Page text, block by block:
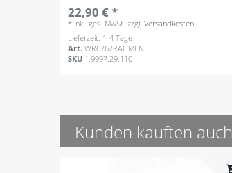
22,90 € *
* inkl. ges. MwSt. zzgl.Versandkosten
Lieferzeit: 1-4 Tage
Art.WR6262RAHMEN
SKU 1.9997.29.110
Kunden kauften auch